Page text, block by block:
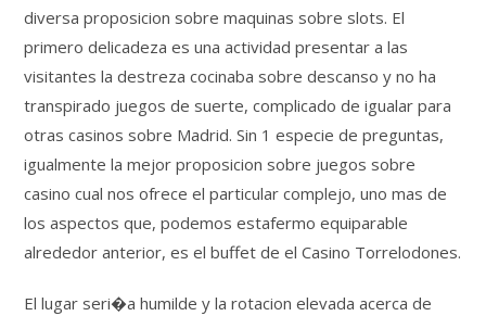
diversa proposicion sobre maquinas sobre slots. El
primero delicadeza es una actividad presentar a las
visitantes la destreza cocinaba sobre descanso y no ha
transpirado juegos de suerte, complicado de igualar para
otras casinos sobre Madrid. Sin 1 especie de preguntas,
igualmente la mejor proposicion sobre juegos sobre
casino cual nos ofrece el particular complejo, uno mas de
los aspectos que, podemos estafermo equiparable
alrededor anterior, es el buffet de el Casino Torrelodones.
El lugar seri�a humilde y la rotacion elevada acerca de